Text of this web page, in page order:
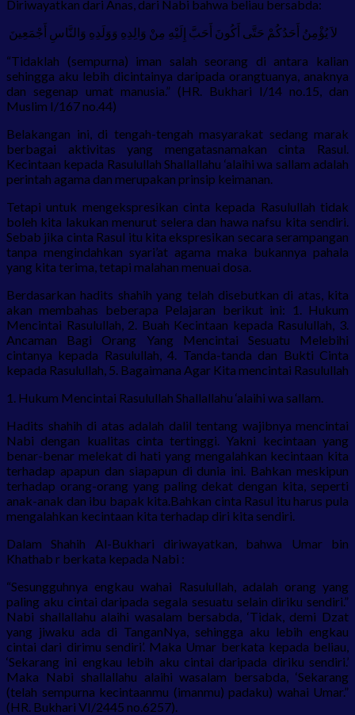
Diriwayatkan dari Anas, dari Nabi bahwa beliau bersabda:
‎ لاَ يُؤْمِنُ أَحَدُكُمْ حَتَّى أَكُونَ أَحَبَّ إِلَيْهِ مِنْ وَالِدِهِ وَوَلَدِهِ وَالنَّاسِ أَجْمَعِينَ
“Tidaklah (sempurna) iman salah seorang di antara kalian
sehingga aku lebih dicintainya daripada orangtuanya, anaknya
dan segenap umat manusia.” (HR. Bukhari I/14 no.15, dan
Muslim I/167 no.44)
Belakangan ini, di tengah-tengah masyarakat sedang marak
berbagai aktivitas yang mengatasnamakan cinta Rasul.
Kecintaan kepada Rasulullah Shallallahu ‘alaihi wa sallam adalah
perintah agama dan merupakan prinsip keimanan.
Tetapi untuk mengekspresikan cinta kepada Rasulullah tidak
boleh kita lakukan menurut selera dan hawa nafsu kita sendiri.
Sebab jika cinta Rasul itu kita ekspresikan secara serampangan
tanpa mengindahkan syari’at agama maka bukannya pahala
yang kita terima, tetapi malahan menuai dosa.
Berdasarkan hadits shahih yang telah disebutkan di atas, kita
akan membahas beberapa Pelajaran berikut ini: 1. Hukum
Mencintai Rasulullah, 2. Buah Kecintaan kepada Rasulullah, 3.
Ancaman Bagi Orang Yang Mencintai Sesuatu Melebihi
cintanya kepada Rasulullah, 4. Tanda-tanda dan Bukti Cinta
kepada Rasulullah, 5. Bagaimana Agar Kita mencintai Rasulullah
1. Hukum Mencintai Rasulullah Shallallahu ‘alaihi wa sallam.
Hadits shahih di atas adalah dalil tentang wajibnya mencintai
Nabi dengan kualitas cinta tertinggi. Yakni kecintaan yang
benar-benar melekat di hati yang mengalahkan kecintaan kita
terhadap apapun dan siapapun di dunia ini. Bahkan meskipun
terhadap orang-orang yang paling dekat dengan kita, seperti
anak-anak dan ibu bapak kita.Bahkan cinta Rasul itu harus pula
mengalahkan kecintaan kita terhadap diri kita sendiri.
Dalam Shahih Al-Bukhari diriwayatkan, bahwa Umar bin
Khathab r berkata kepada Nabi :
“Sesungguhnya engkau wahai Rasulullah, adalah orang yang
paling aku cintai daripada segala sesuatu selain diriku sendiri.”
Nabi shallallahu alaihi wasalam bersabda, ‘Tidak, demi Dzat
yang jiwaku ada di TanganNya, sehingga aku lebih engkau
cintai dari dirimu sendiri’. Maka Umar berkata kepada beliau,
‘Sekarang ini engkau lebih aku cintai daripada diriku sendiri.’
Maka Nabi shallallahu alaihi wasalam bersabda, ‘Sekarang
(telah sempurna kecintaanmu (imanmu) padaku) wahai Umar.”
(HR. Bukhari VI/2445 no.6257).